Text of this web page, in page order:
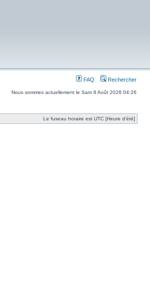
FAQ Rechercher
Nous sommes actuellement le Sam 8 Août 2026 04:26
Le fuseau horaire est UTC [Heure d’été]